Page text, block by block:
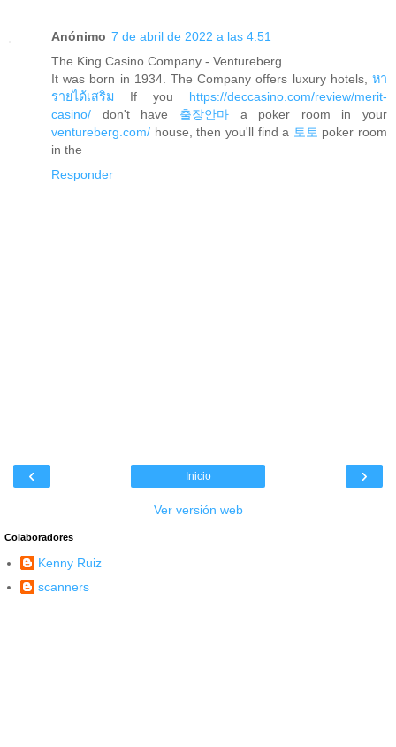
Anónimo 7 de abril de 2022 a las 4:51
The King Casino Company - Ventureberg
It was born in 1934. The Company offers luxury hotels, หา
รายได้เสริม If you https://deccasino.com/review/merit-
casino/ don't have 출장안마a poker room in your
ventureberg.com/ house, then you'll find a 토토 poker room
in the
Responder
‹ ›
Inicio
Ver versión web
Colaboradores
Kenny Ruiz
scanners